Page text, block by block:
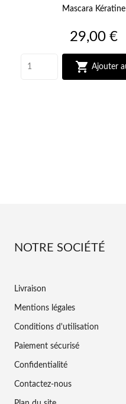
Mascara Kératine
Prix
29,00 €
 Ajouter
NOTRE SOCIÉTÉ
Livraison
Mentions légales
Conditions d'utilisation
Paiement sécurisé
Confidentialité
Contactez-nous